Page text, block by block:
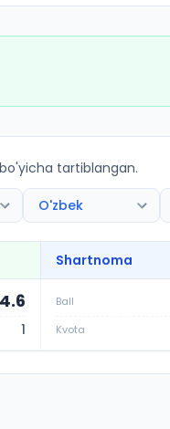
tartiblangan.
Shartnoma
1
Ball
Kvota